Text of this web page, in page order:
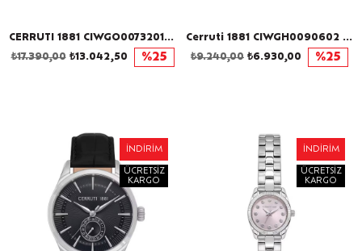
CERRUTI 1881 CIWGO0073201 Erkek Kol Saati
₺13.042,50
₺17.390,00 %25
Cerruti 1881 CIWGH0090602 Erkek Kol Saati
₺6.930,00
₺9.240,00 %25
İNDIRIM
ÜCRETSIZ
KARGO
İNDIRIM
ÜCRETSIZ
KARGO